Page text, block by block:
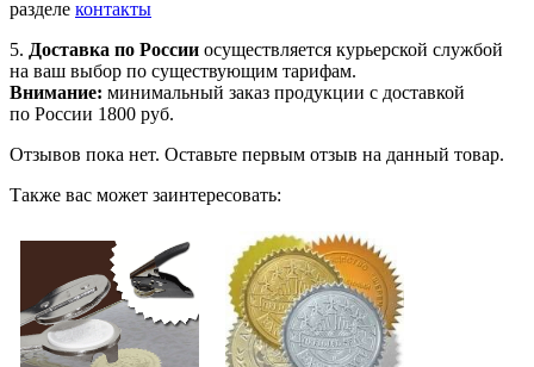
разделе контакты
5. Доставка по России осуществляется курьерской службой
на ваш выбор по существующим тарифам.
Внимание: минимальный заказ продукции с доставкой
по России 1800 руб.
Отзывов пока нет. Оставьте первым отзыв на данный товар.
Также вас может заинтересовать: